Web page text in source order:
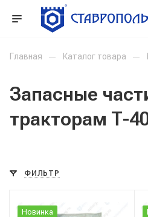
Главная — Каталог товара —
Запасные
тракторам Т-
ФИЛЬТР
Новинка